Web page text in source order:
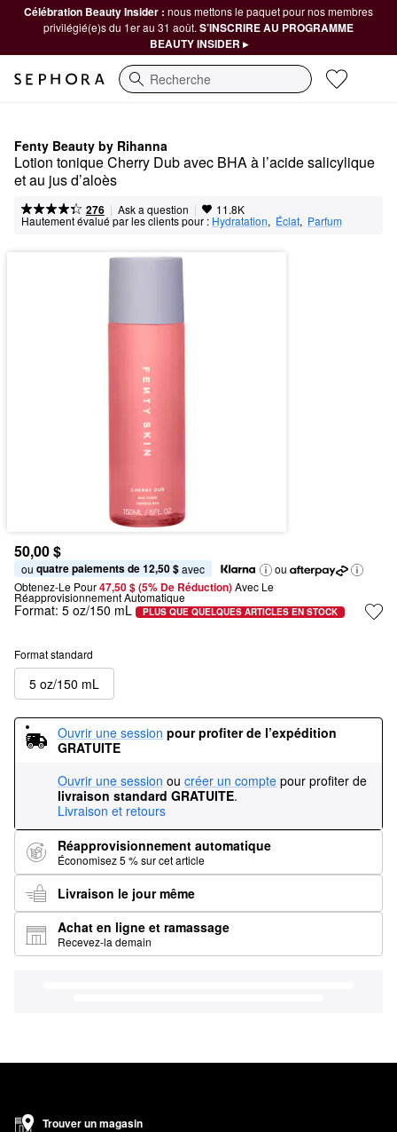
Célébration Beauty Insider : nous mettons le paquet pour nos membres
privilégié(e)s du 1er au 31 août. S’INSCRIRE AU PROGRAMME
BEAUTY INSIDER ▸
Recherche
Fenty Beauty by Rihanna
Lotion tonique Cherry Dub avec BHA à l’acide salicylique
et au jus d’aloès
276 | Ask a question | 11.8K
Hautement évalué par les clients pour : Hydratation, Éclat, Parfum
50,00 $
ou quatre paiements de 12,50 $ avec
ou
Obtenez-Le Pour47,50 $ (5% De Réduction) Avec Le
Réapprovisionnement Automatique
Format: 5 oz/150 mL PLUS QUE QUELQUES ARTICLES EN STOCK
Format standard
5 oz/150 mL
Ouvrir une session pour profiter de l’expédition
GRATUITE
Ouvrir une session ou créer un compte pour profiter de
livraison standard GRATUITE.
Livraison et retours
Réapprovisionnement automatique
Économisez 5 % sur cet article
Livraison le jour même
Achat en ligne et ramassage
Recevez-la demain
Trouver un magasin